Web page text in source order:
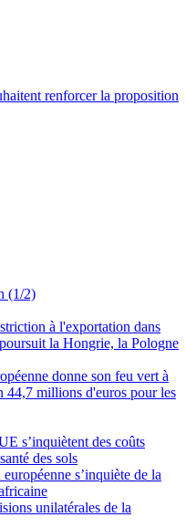
renforcer la proposition
(1/2)
à l'exportation dans
la Hongrie, la Pologne
donne son feu vert à
44,7 millions d'euros pour les
s’inquiètent des coûts
des sols
s’inquiète de la
unilatérales de la